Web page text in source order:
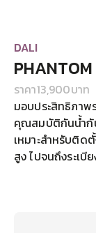
DALI
ราคา13,900บาท
มอบประสิทธิภาพ
คุณสมบัติกันน้ำกั
เหมาะสำหรับติ
สูง ไปจนถึงระเ